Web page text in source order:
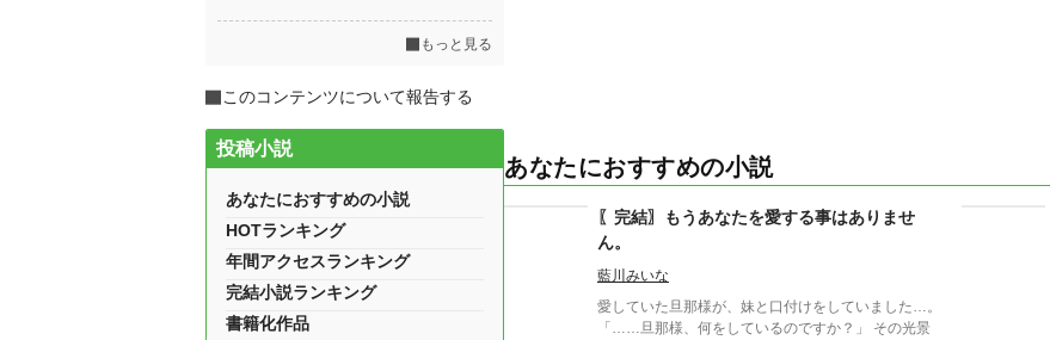
あなたにおすすめの小説
〖完結〗もうあなたを愛する事はありませ
ん。
藍川みいな
愛していた旦那様が、妹と口付けをしていました…。
「……旦那様、何をしているのですか？」 その光景
もっと見る
このコンテンツについて報告する
投稿小説
あなたにおすすめの小説
HOTランキング
年間アクセスランキング
完結小説ランキング
書籍化作品